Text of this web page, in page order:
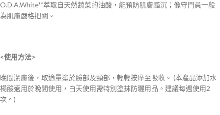
O.D.A.White™萃取自天然蔬菜的油酸，能預防肌膚黯沉；像守門員一般
為肌膚嚴格把關。
<使用方法>
晚間潔膚後，取適量塗於臉部及頸部，輕輕按摩至吸收。 (本產品添加水
楊酸適用於晚間使用，白天使用需特別塗抹防曬用品。建議每週使用2
次。)